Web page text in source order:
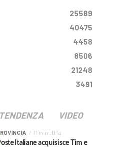
25589
40475
4458
8506
21248
3491
VIDEO
11 minuti fa
Italiane acquisisce Tim e